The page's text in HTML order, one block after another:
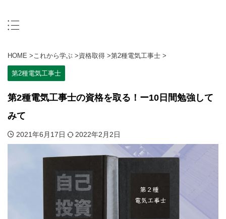
HOME >これから学ぶ >資格取得 >第2種電気工事士 >
第2種電気工事士
第2種電気工事士の資格を取る！ー10日間勉強して
みて
2021年6月17日 2022年2月2日